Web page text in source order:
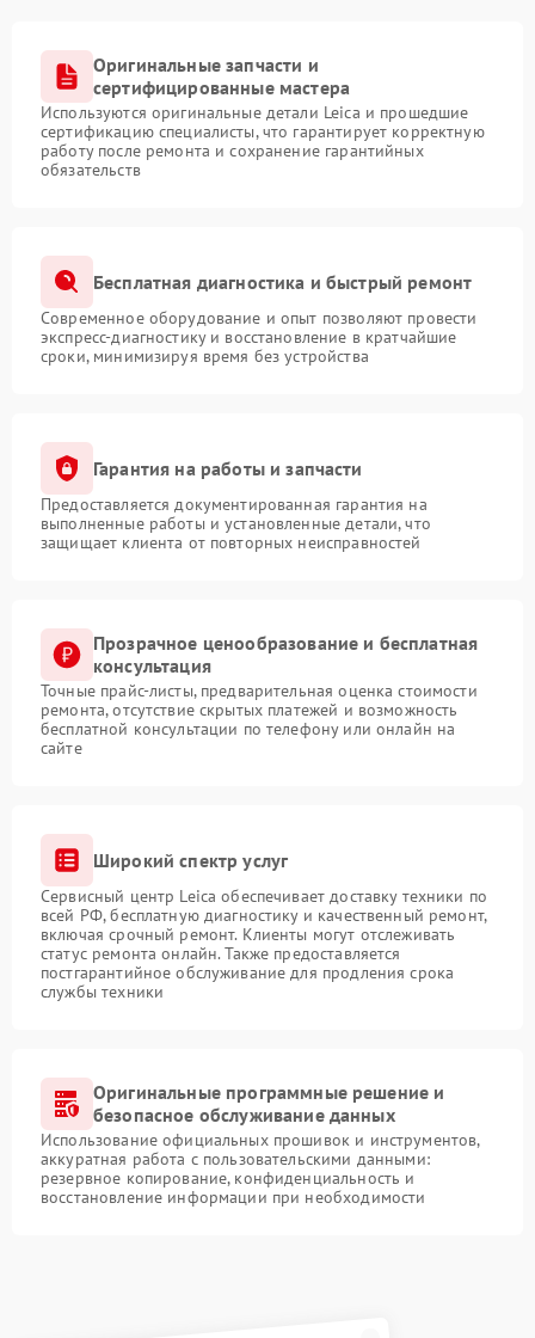
Оригинальные запчасти и
сертифицированные мастера
Используются оригинальные детали Leica и прошедшие
сертификацию специалисты, что гарантирует корректную
работу после ремонта и сохранение гарантийных
обязательств
Бесплатная диагностика и быстрый ремонт
Современное оборудование и опыт позволяют провести
экспресс-диагностику и восстановление в кратчайшие
сроки, минимизируя время без устройства
Гарантия на работы и запчасти
Предоставляется документированная гарантия на
выполненные работы и установленные детали, что
защищает клиента от повторных неисправностей
Прозрачное ценообразование и бесплатная
консультация
Точные прайс-листы, предварительная оценка стоимости
ремонта, отсутствие скрытых платежей и возможность
бесплатной консультации по телефону или онлайн на
сайте
Широкий спектр услуг
Сервисный центр Leica обеспечивает доставку техники по
всей РФ, бесплатную диагностику и качественный ремонт,
включая срочный ремонт. Клиенты могут отслеживать
статус ремонта онлайн. Также предоставляется
постгарантийное обслуживание для продления срока
службы техники
Оригинальные программные решение и
безопасное обслуживание данных
Использование официальных прошивок и инструментов,
аккуратная работа с пользовательскими данными:
резервное копирование, конфиденциальность и
восстановление информации при необходимости